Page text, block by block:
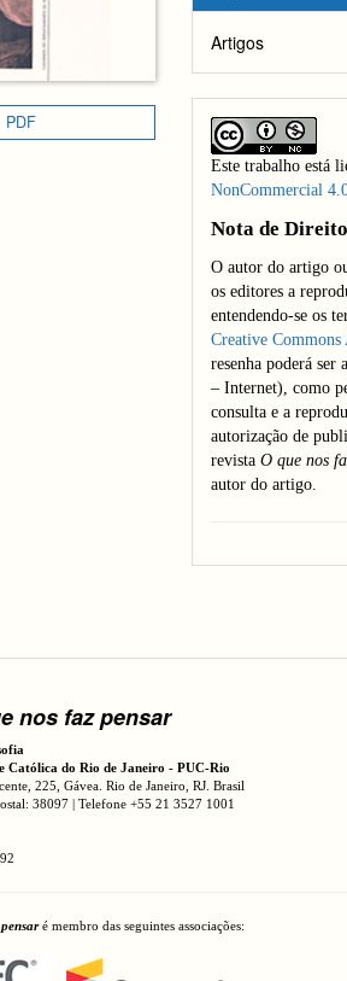
PDF
Artigos
Este trabalho está
NonCommercial
Nota de
O autor do artigo
os editores a
entendendo-se os
Creative
resenha poderá ser
– Internet), como
consulta e a
autorização de
revistaO que nos
autor do artigo.
nos faz pensar
Católica do Rio de Janeiro - PUC-Rio
225, Gávea. Rio de Janeiro, RJ. Brasil
38097 | Telefone +55 21 3527 1001
é membro das seguintes associações: